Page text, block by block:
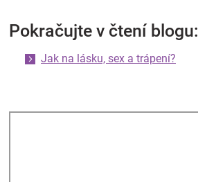
Pokračujte v čtení blogu:
Jak na lásku, sex a trápení?